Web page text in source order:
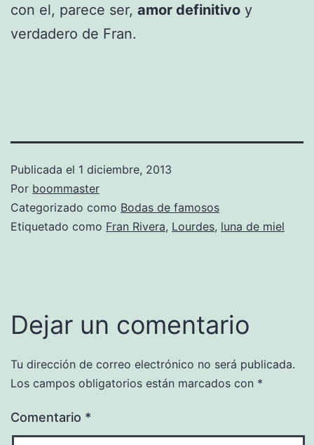
con el, parece ser, amor definitivo y
verdadero de Fran.
Publicada el 1 diciembre, 2013
Por boommaster
Categorizado como Bodas de famosos
Etiquetado como Fran Rivera, Lourdes, luna de miel
Dejar un comentario
Tu dirección de correo electrónico no será publicada.
Los campos obligatorios están marcados con *
Comentario *